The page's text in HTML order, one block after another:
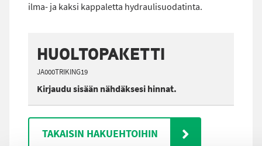
ilma- ja kaksi kappaletta hydraulisuodatinta.
HUOLTOPAKETTI
JA000TRIKING19
Kirjaudu sisään nähdäksesi hinnat.
TAKAISIN HAKUEHTOIHIN